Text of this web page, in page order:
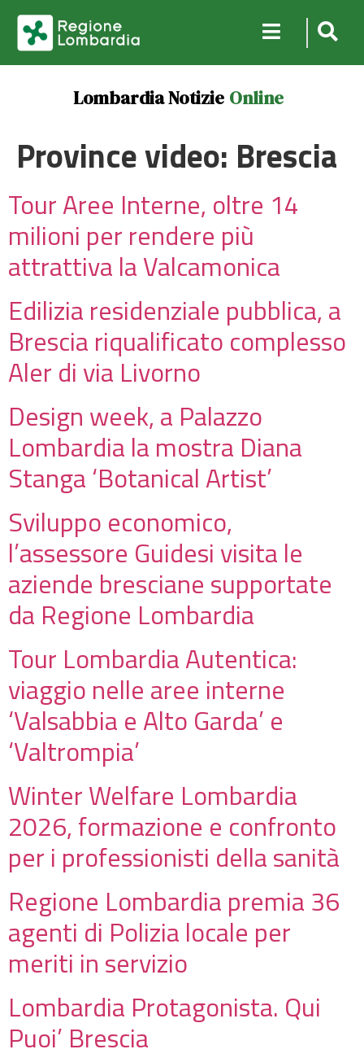
Lombardia Notizie Online
Province video: Brescia
Tour Aree Interne, oltre 14
milioni per rendere più
attrattiva la Valcamonica
Edilizia residenziale pubblica, a
Brescia riqualificato complesso
Aler di via Livorno
Design week, a Palazzo
Lombardia la mostra Diana
Stanga ‘Botanical Artist’
Sviluppo economico,
l’assessore Guidesi visita le
aziende bresciane supportate
da Regione Lombardia
Tour Lombardia Autentica:
viaggio nelle aree interne
‘Valsabbia e Alto Garda’ e
‘Valtrompia’
Winter Welfare Lombardia
2026, formazione e confronto
per i professionisti della sanità
Regione Lombardia premia 36
agenti di Polizia locale per
meriti in servizio
Lombardia Protagonista. Qui
Puoi’ Brescia